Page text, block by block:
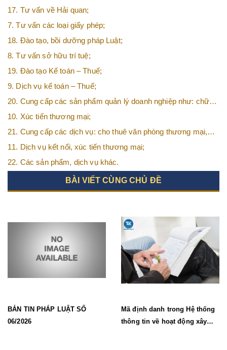
17. Tư vấn về Hải quan;
7. Tư vấn các loại giấy phép;
18. Đào tạo, bồi dưỡng pháp Luật;
8. Tư vấn sở hữu trí tuệ;
19. Đào tạo Kế toán – Thuế;
9. Dịch vụ kế toán – Thuế;
20. Cung cấp các sản phẩm quản lý doanh nghiệp như: chữ
ký số, hóa đơn điện tử, BHXH,…vv
10. Xúc tiến thương mại;
21. Cung cấp các dịch vụ: cho thuê văn phòng thương mại,
văn phòng ảo, văn phòng chia sẻ…vv
11. Dịch vụ kết nối, xúc tiến thương mại;
22. Các sản phẩm, dịch vụ khác.
BÀI VIẾT CÙNG CHỦ ĐỀ
BẢN TIN PHÁP LUẬT SỐ
06/2026
Mã định danh trong Hệ thống
thông tin về hoạt động xây